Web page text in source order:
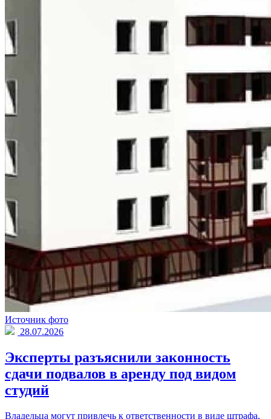
Источник фото
28.07.2026
Эксперты разъяснили законность
сдачи подвалов в аренду под видом
студий
Владельца могут привлечь к ответственности в виде штрафа,